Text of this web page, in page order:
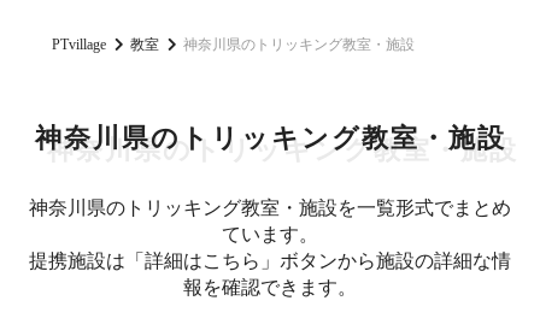
PTvillage 教室 神奈川県のトリッキング教室・施設
神奈川県のトリッキング教室・施設
神奈川県のトリッキング教室・施設を一覧形式でまとめ
ています。
提携施設は「詳細はこちら」ボタンから施設の詳細な情
報を確認できます。